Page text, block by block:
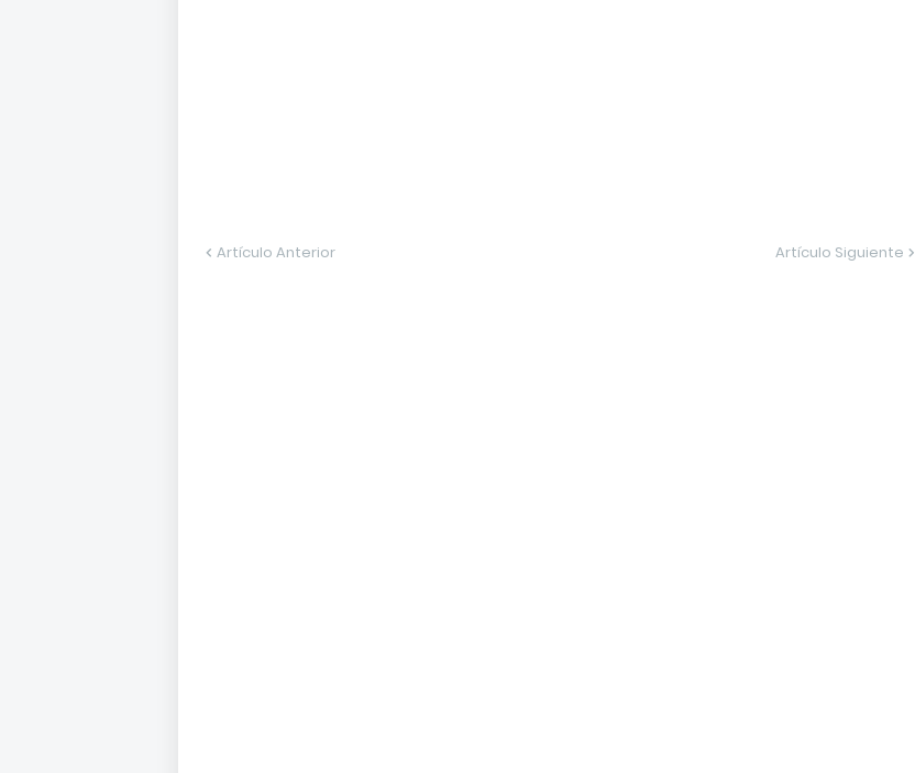
Artículo Anterior Artículo Siguiente